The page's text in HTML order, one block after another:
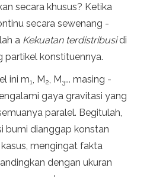
secara khusus? Ketika
secara sewenang -
a Kekuatan terdistribusidi
partikel konstituennya.
ini m1 , M2 , M3... masing -
gaya gravitasi yang
paralel. Begitulah,
bumi dianggap konstan
mengingat fakta
dengan ukuran